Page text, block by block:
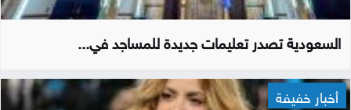
السعودية تصدر تعليمات جديدة للمساجد في...
أخبار خفيفة